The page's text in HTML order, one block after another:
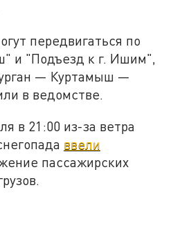
передвигаться по
и "Подъезд к г. Ишим",
— Куртамыш —
в ведомстве.
в 21:00 из-за ветра
ввели
пассажирских